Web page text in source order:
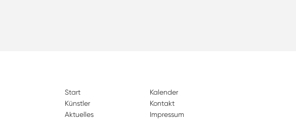
Start
Künstler
Aktuelles
Kalender
Kontakt
Impressum